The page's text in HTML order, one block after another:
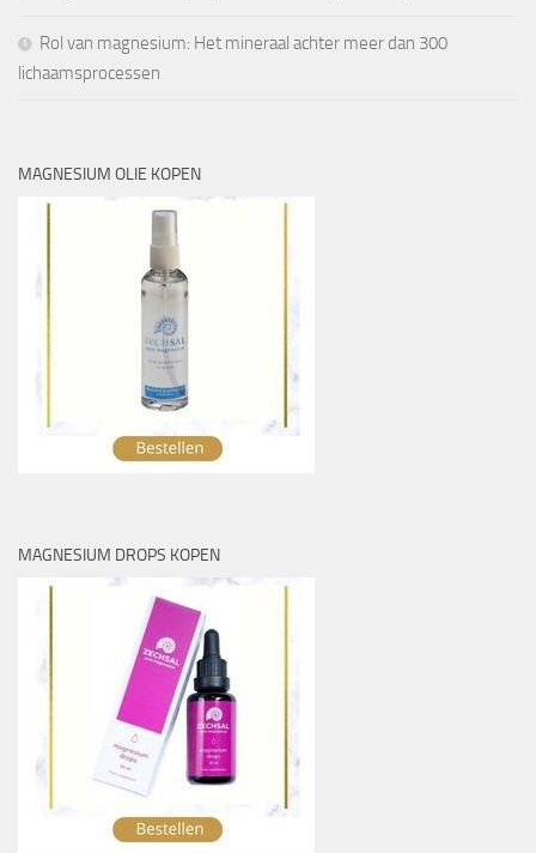
Rol van magnesium: Het mineraal achter meer dan 300
lichaamsprocessen
MAGNESIUM OLIE KOPEN
MAGNESIUM DROPS KOPEN